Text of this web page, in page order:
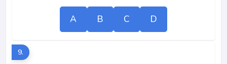
A B C D
9.